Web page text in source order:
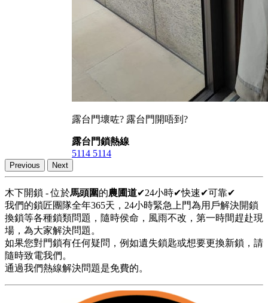
露台門壞咗? 露台門開唔到?
露台門鎖熱線
5114 5114
Previous Next
木下開鎖 - 位於馬頭圍的農圃道✔24小時✔快速✔可靠✔
我們的鎖匠團隊全年365天，24小時緊急上門為用戶解決開鎖
換鎖等各種鎖類問題，隨時侯命，風雨不改，第一時間趕赴現
場，為大家解決問題。
如果您對門鎖有任何疑問，例如遺失鎖匙或想要更換新鎖，請
隨時致電我們。
通過我們熱線解決問題是免費的。